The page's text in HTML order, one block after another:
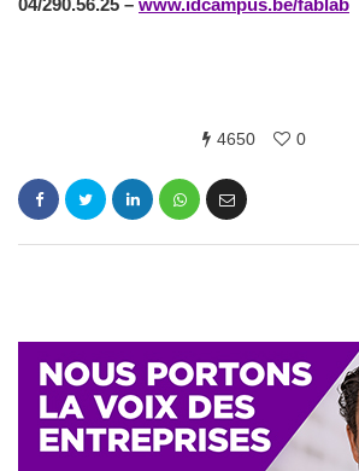
04/290.56.25 – www.idcampus.be/fablab
4650 0